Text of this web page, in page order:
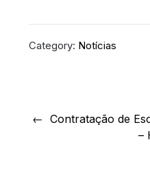
Category: Notícias
Contratação de
–